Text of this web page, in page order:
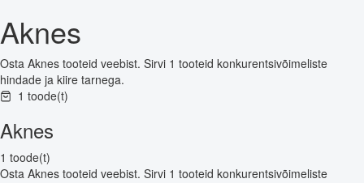
Aknes
Osta Aknes tooteid veebist. Sirvi 1 tooteid konkurentsivõimeliste
hindade ja kiire tarnega.
1 toode(t)
Aknes
1 toode(t)
Osta Aknes tooteid veebist. Sirvi 1 tooteid konkurentsivõimeliste